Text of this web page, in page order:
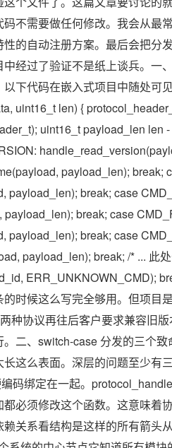
不需要做任何修改。我会从最
的自动注册方案。最后会把分
经过了验证不是纸上谈兵。一
下代码在嵌入式项目中随处可
uint16_t len) {
uint16_t payload_len len
payload_len); break;
payload_len); break; case
break; case
payload_len); break; case
payload_len); break; /* ... 此
ERR_UNKNOWN_CMD);
时候这么写完全够用。但项目
种协议再往后客户要求兼容旧
二、switch-case 分发的三个
这么表面。深层的问题至少有
码绑定在一起。
必须修改这个函数。这意味着
关系看结构是这样的所有箭头